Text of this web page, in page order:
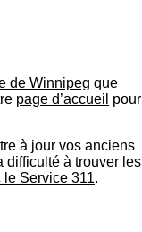
de Winnipeg que
page d’accueil pour
à jour vos anciens
difficulté à trouver les
Service 311.